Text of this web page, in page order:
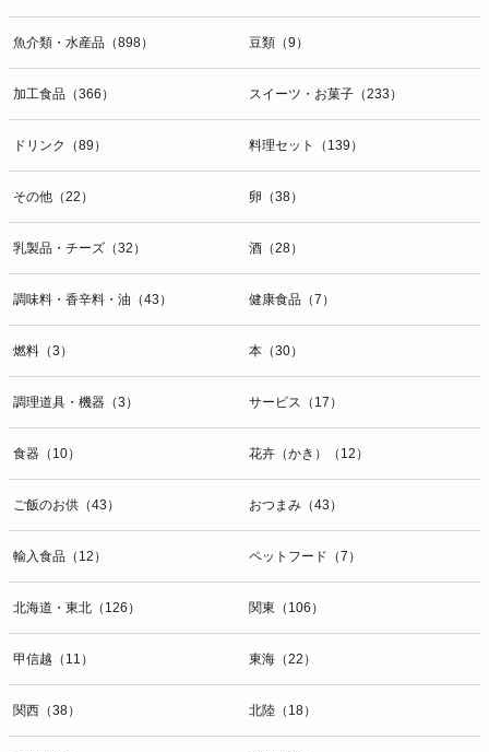
魚介類・水産品（898） 豆類（9）
加工食品（366） スイーツ・お菓子（233）
ドリンク（89） 料理セット（139）
その他（22） 卵（38）
乳製品・チーズ（32） 酒（28）
調味料・香辛料・油（43） 健康食品（7）
燃料（3） 本（30）
調理道具・機器（3） サービス（17）
食器（10） 花卉（かき）（12）
ご飯のお供（43） おつまみ（43）
輸入食品（12） ペットフード（7）
北海道・東北（126） 関東（106）
甲信越（11） 東海（22）
関西（38） 北陸（18）